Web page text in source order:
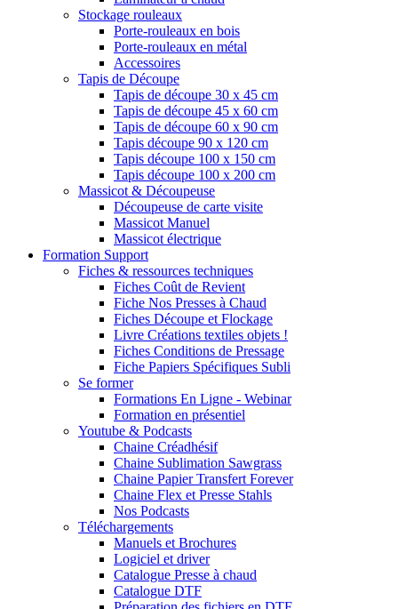
Stockage rouleaux
Porte-rouleaux en bois
Porte-rouleaux en métal
Accessoires
Tapis de Découpe
Tapis de découpe 30 x 45 cm
Tapis de découpe 45 x 60 cm
Tapis de découpe 60 x 90 cm
Tapis découpe 90 x 120 cm
Tapis découpe 100 x 150 cm
Tapis découpe 100 x 200 cm
Massicot & Découpeuse
Découpeuse de carte visite
Massicot Manuel
Massicot électrique
Formation Support
Fiches & ressources techniques
Fiches Coût de Revient
Fiche Nos Presses à Chaud
Fiches Découpe et Flockage
Livre Créations textiles objets !
Fiches Conditions de Pressage
Fiche Papiers Spécifiques Subli
Se former
Formations En Ligne - Webinar
Formation en présentiel
Youtube & Podcasts
Chaine Créadhésif
Chaine Sublimation Sawgrass
Chaine Papier Transfert Forever
Chaine Flex et Presse Stahls
Nos Podcasts
Téléchargements
Manuels et Brochures
Logiciel et driver
Catalogue Presse à chaud
Catalogue DTF